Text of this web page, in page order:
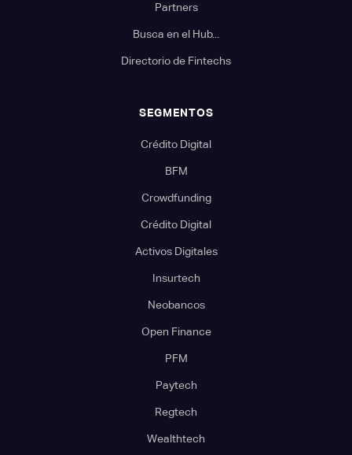
Partners
Busca en el Hub...
Directorio de Fintechs
SEGMENTOS
Crédito Digital
BFM
Crowdfunding
Crédito Digital
Activos Digitales
Insurtech
Neobancos
Open Finance
PFM
Paytech
Regtech
Wealthtech